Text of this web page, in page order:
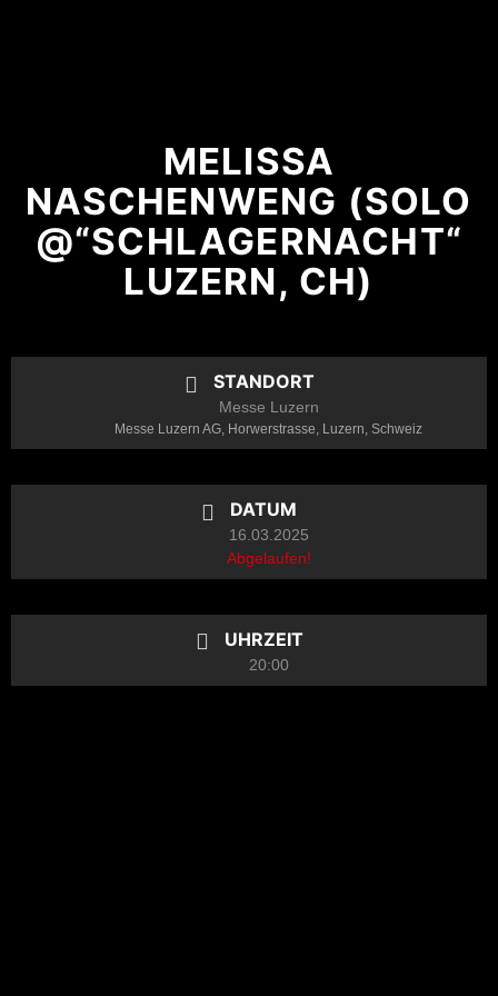
MELISSA
NASCHENWENG (SOLO
@“SCHLAGERNACHT“
LUZERN, CH)
STANDORT
Messe Luzern
Messe Luzern AG, Horwerstrasse, Luzern, Schweiz
DATUM
16.03.2025
Abgelaufen!
UHRZEIT
20:00